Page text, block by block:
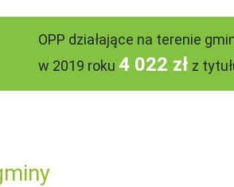
OPP działające na terenie
w 2019 roku 4 022 zł z